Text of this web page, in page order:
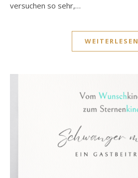
versuchen so sehr,…
WEITERLESEN